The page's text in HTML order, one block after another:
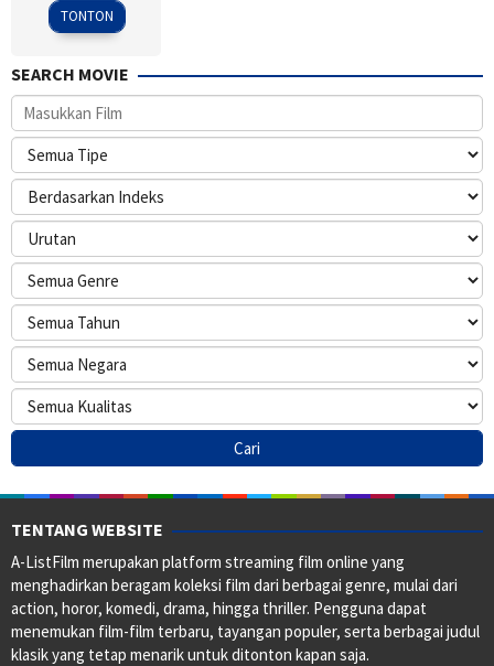
2002
TONTON
SEARCH MOVIE
TENTANG WEBSITE
A-ListFilm merupakan platform streaming film online yang
menghadirkan beragam koleksi film dari berbagai genre, mulai dari
action, horor, komedi, drama, hingga thriller. Pengguna dapat
menemukan film-film terbaru, tayangan populer, serta berbagai judul
klasik yang tetap menarik untuk ditonton kapan saja.